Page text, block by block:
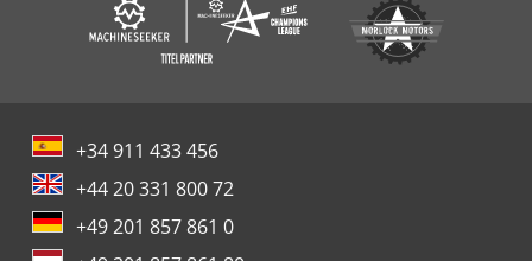
+34 911 433 456
+44 20 331 800 72
+49 201 857 861 0